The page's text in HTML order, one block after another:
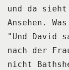
und da
Ansehen.
"Und David
nach der
nicht